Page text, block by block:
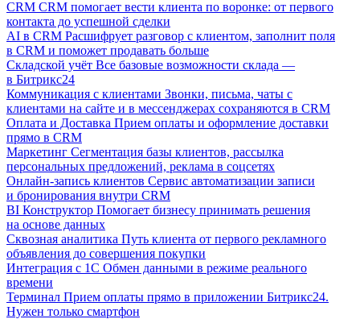
CRM CRM помогает вести клиента по воронке: от первого
контакта до успешной сделки
AI в CRM Расшифрует разговор с клиентом, заполнит поля
в CRM и поможет продавать больше
Складской учёт Все базовые возможности склада —
в Битрикс24
Коммуникация с клиентами Звонки, письма, чаты с
клиентами на сайте и в мессенджерах сохраняются в CRM
Оплата и Доставка Прием оплаты и оформление доставки
прямо в CRM
Маркетинг Сегментация базы клиентов, рассылка
персональных предложений, реклама в соцсетях
Онлайн-запись клиентов Сервис автоматизации записи
и бронирования внутри CRM
BI Конструктор Помогает бизнесу принимать решения
на основе данных
Сквозная аналитика Путь клиента от первого рекламного
объявления до совершения покупки
Интеграция с 1С Обмен данными в режиме реального
времени
Терминал Прием оплаты прямо в приложении Битрикс24.
Нужен только смартфон